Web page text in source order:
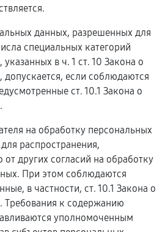
данных, разрешенных для
специальных категорий
в ч. 1 ст. 10 Закона о
если соблюдаются
ст. 10.1 Закона о
на обработку персональных
распространения,
других согласий на обработку
При этом соблюдаются
в частности, ст. 10.1 Закона о
Требования к содержанию
уполномоченным